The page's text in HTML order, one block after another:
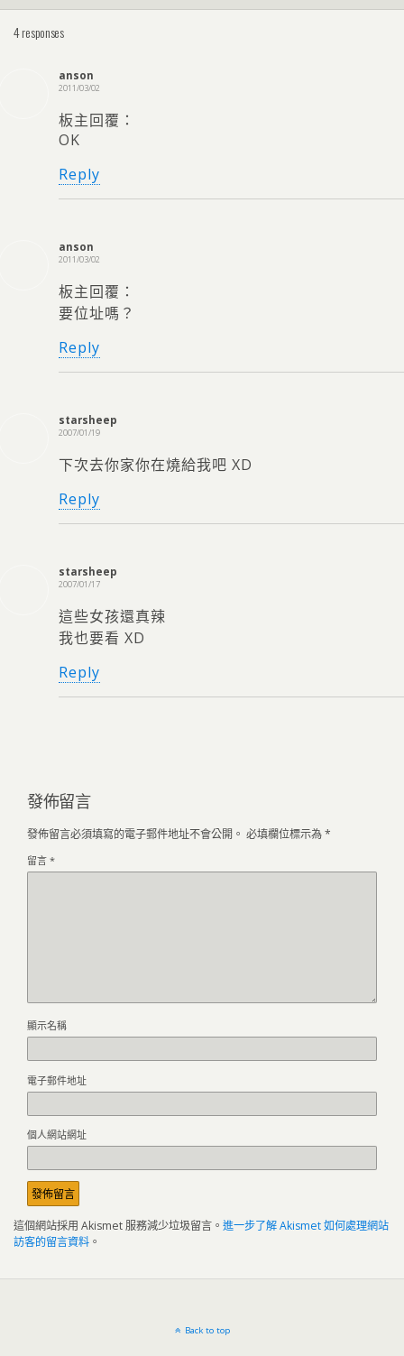
4 responses
anson
2011/03/02
板主回覆：
OK
Reply
anson
2011/03/02
板主回覆：
要位址嗎？
Reply
starsheep
2007/01/19
下次去你家你在燒給我吧 XD
Reply
starsheep
2007/01/17
這些女孩還真辣
我也要看 XD
Reply
發佈留言
發佈留言必須填寫的電子郵件地址不會公開。 必填欄位標示為*
留言 *
顯示名稱
電子郵件地址
個人網站網址
這個網站採用 Akismet 服務減少垃圾留言。 進一步了解 Akismet 如何處理網站
訪客的留言資料 。
Back to top